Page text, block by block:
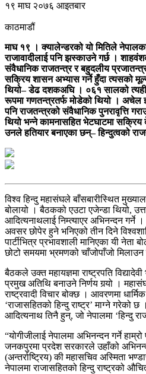
१९ माघ २०७६ आइतबार
काठमाडौं
माघ १९ । क्यालेन्डरको यो मितिले
राजावादीलाई पनि झस्काउने गर्छ ।
संवैधानिक राजतन्त्र र बहुदलीय
सक्रिय शासन अभ्यास गर्ने हुँदा त्यसको
थियो– डेढ दशकअघि । ०६१ सालको
रूपमा गणतन्त्रतर्फ मोडेको थियो । अचेल
पनि राजतन्त्रको संवैधानिक पुनरावृत्ति
थियो भन्ने कामनासहित भेटघाटमा
उनले हतियार बनाएका छन्– हिन्दुत्वको
विश्व हिन्दु महासंघले बाँसबारीस्थित
बोलायो । बैठकको एउटा एजेन्डा थियो,
आदित्यनाथलाई निम्त्याएर अभिनन्दन गर्ने
अवसर छोपेर हुने भनिएको तीन दिने
पार्टीभित्र प्रभावशाली मानिएका यी
छोटो समयमा भ्रमणको चाँजोपाँजो
बैठकले उक्त महायज्ञमा राष्ट्रपति विद्यादेवी
प्रमुख अतिथि बनाउने निर्णय गर्‍यो ।
राष्ट्रवादी विचार बोक्छ । आवरणमा
‘राजासहितको हिन्दु राष्ट्र’ माग्ने गरेको
आदित्यनाथ तिनै हुन्, जो नेपालमा ‘हिन्दु
“योगीजीलाई नेपालमा अभिनन्दन गर्ने
जनकपुरमा प्रदेश सरकारले उहाँको
(अन्तर्राष्ट्रिय) की महासचिव अस्मिता
नेपालमा राजासहितको हिन्दु राष्ट्रको